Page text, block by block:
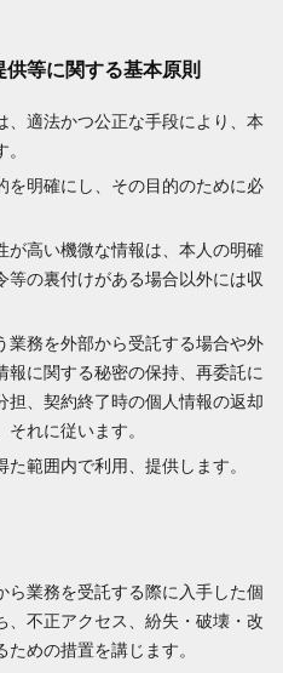
等に関する基本原則
、適法かつ公正な手段により、本
を明確にし、その目的のために必
が高い機微な情報は、本人の明確
等の裏付けがある場合以外には収
業務を外部から受託する場合や外
報に関する秘密の保持、再委託に
担、契約終了時の個人情報の返却
れに従います。
範囲内で利用、提供します。
ら業務を受託する際に入手した個
、不正アクセス、紛失・破壊・改
めの措置を講じます。